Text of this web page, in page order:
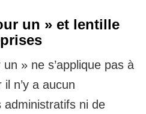
un » et lentille
» ne s’applique pas à
n’y a aucun
administratifs ni de